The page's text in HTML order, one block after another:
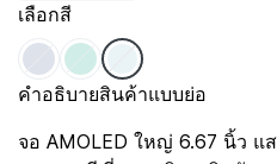
เลือกสี
คำอธิบายสินค้าแบบย่อ
จอ AMOLED ใหญ่ 6.67 นิ้ว แ